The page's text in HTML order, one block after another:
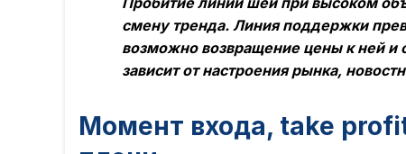
смену тренда. Линия поддержки
возможно возвращение цены к ней и
зависит от настроения рынка,
Момент входа, take